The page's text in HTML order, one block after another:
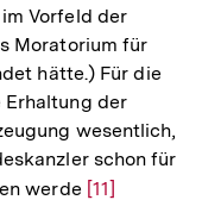
Vorfeld der
Moratorium für
hätte.) Für die
Erhaltung der
wesentlich,
schon für
werde Zur
[11]